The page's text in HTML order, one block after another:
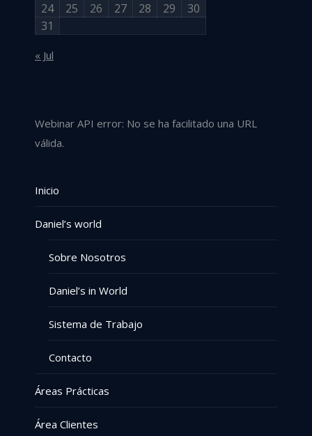
24
25 26 27 28 29
30
31
« Jul
Webinar API error: No se ha facilitado una URL
válida.
Inicio
Daniel’s world
Sobre Nosotros
Daniel’s in World
Sistema de Trabajo
Contacto
Áreas Prácticas
Área Clientes